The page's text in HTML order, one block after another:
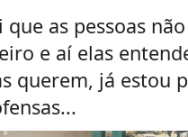
que as pessoas
e aí elas
querem, já estou